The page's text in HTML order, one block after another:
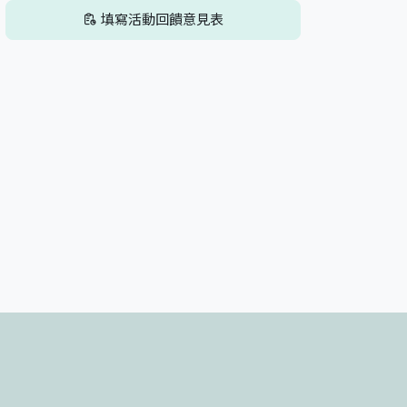
填寫活動回饋意見表